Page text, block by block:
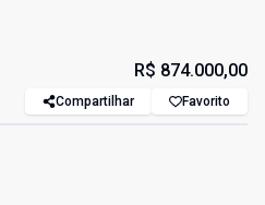
R$ 874.000,00
Compartilhar Favorito